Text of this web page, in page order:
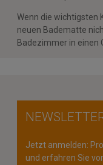
Wenn die wichtigsten
neuen Badematte
Badezimmer in einen
Jetzt anmelden:
und erfahren Sie